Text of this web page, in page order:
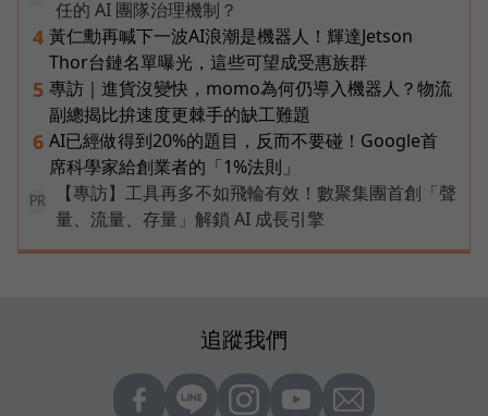
任的 AI 團隊治理機制？
4 黃仁勳再喊下一波AI浪潮是機器人！輝達Jetson
Thor台鏈名單曝光，這些可望成受惠族群
5 專訪｜進貨沒變快，momo為何仍導入機器人？物流
副總揭比拚速度更棘手的缺工難題
6 AI已經做得到20%的題目，反而不要碰！Google首
席科學家給創業者的「1%法則」
PR
【專訪】工具再多不如飛輪有效！數聚集團首創「聲
量、流量、存量」解鎖 AI 成長引擎
追蹤我們